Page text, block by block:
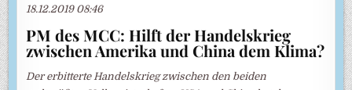
18.12.2019 08:46
PM des MCC: Hilft der Handelskrieg
zwischen Amerika und China dem Klima?
Der erbitterte Handelskrieg zwischen den beiden